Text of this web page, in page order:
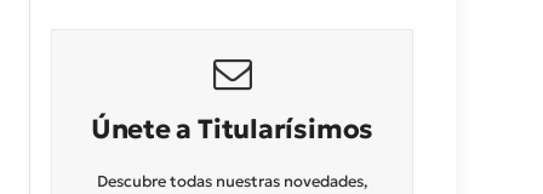
Únete a Titularísimos
Descubre todas nuestras novedades,